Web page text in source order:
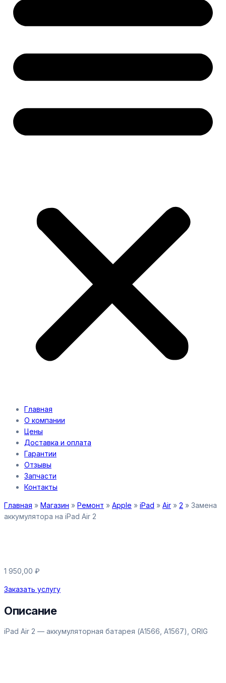
Главная
О компании
Цены
Доставка и оплата
Гарантии
Отзывы
Запчасти
Контакты
Главная » Магазин » Ремонт » Apple » iPad » Air » 2 » Замена
аккумулятора на iPad Air 2
1 950,00 ₽
Заказать услугу
Описание
iPad Air 2 — аккумуляторная батарея (A1566, A1567), ORIG